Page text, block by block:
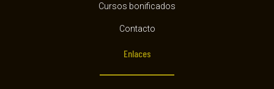
Cursos bonificados
Contacto
Enlaces